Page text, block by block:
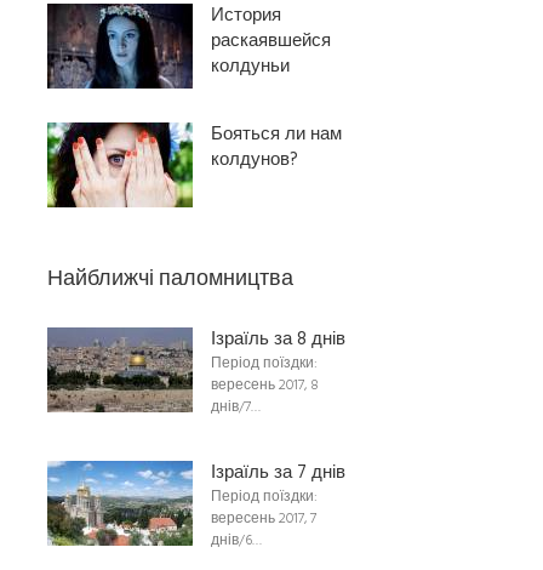
История
раскаявшейся
колдуньи
Бояться ли нам
колдунов?
Найближчі паломництва
Ізраїль за 8 днів
Період поїздки:
вересень 2017, 8
днів/7…
Ізраїль за 7 днів
Період поїздки:
вересень 2017, 7
днів/6…